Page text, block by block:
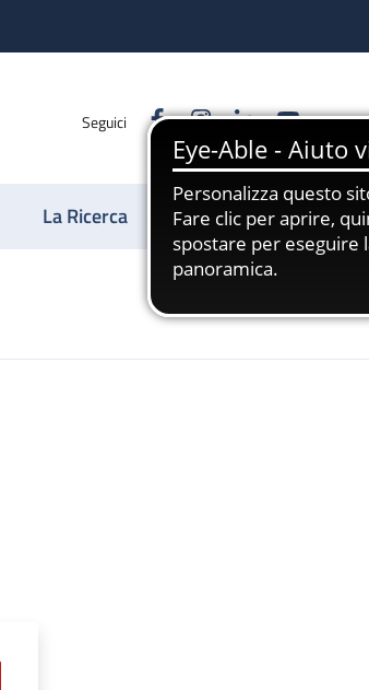
Seguici FacebookInstagram
LinkedinYouTube
La Ricerca Sostienici